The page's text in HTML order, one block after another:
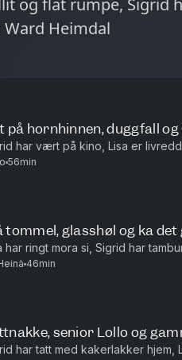
flat rumpe, Sigrid har
Heimdal
på hornhinnen, duggfall og
har vært på kino, Lisa er
56min
tommel, glasshøl og ka det
har ringt mora si, Sigrid har
46min
senior Lollo og
har tatt med kakerlakker